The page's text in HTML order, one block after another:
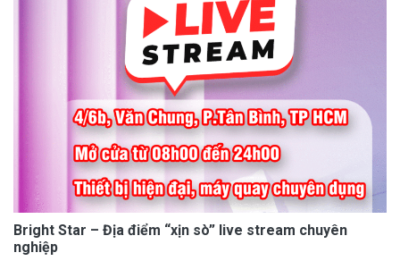
Bright Star – Địa điểm “xịn sò” live stream chuyên
nghiệp